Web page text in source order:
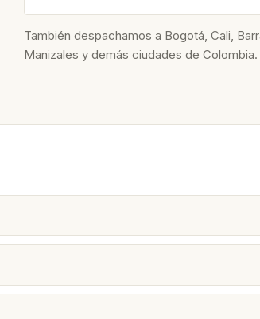
También despachamos a Bogotá, Cali,
Manizales y demás ciudades de Colombia.